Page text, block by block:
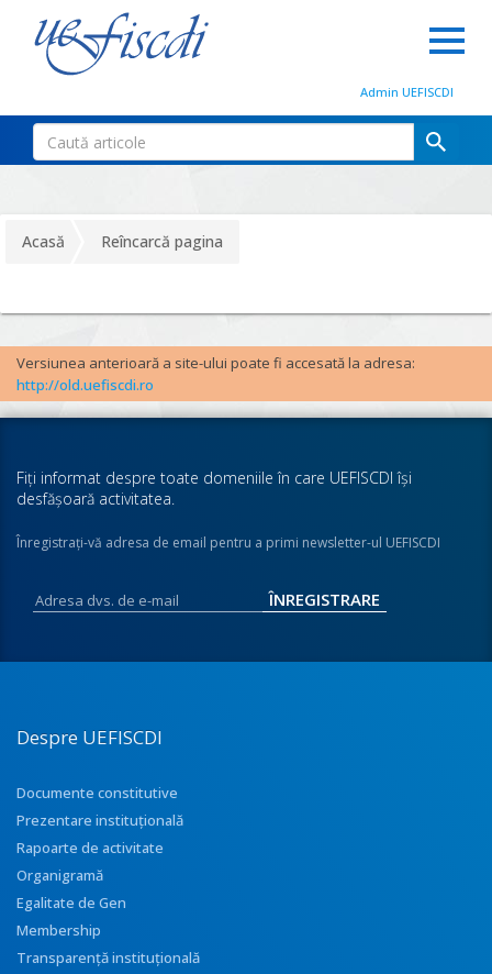
Admin UEFISCDI
Acasă Reîncarcă pagina
Versiunea anterioară a site-ului poate fi accesată la adresa:
http://old.uefiscdi.ro
Fiţi informat despre toate domeniile în care UEFISCDI îşi
desfăşoară activitatea.
Înregistraţi-vă adresa de email pentru a primi newsletter-ul UEFISCDI
Despre UEFISCDI
Documente constitutive
Prezentare instituţională
Rapoarte de activitate
Organigramă
Egalitate de Gen
Membership
Transparenţă instituţională